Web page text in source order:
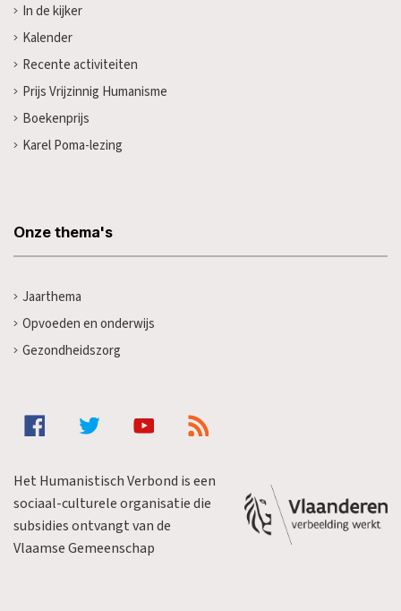
In de kijker
Kalender
Recente activiteiten
Prijs Vrijzinnig Humanisme
Boekenprijs
Karel Poma-lezing
Onze thema's
Jaarthema
Opvoeden en onderwijs
Gezondheidszorg
Het Humanistisch Verbond is een
sociaal-culturele organisatie die
subsidies ontvangt van de
Vlaamse Gemeenschap